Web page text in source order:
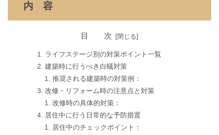
内 容
目 次
ライフステージ別の対策ポイント一覧
建築時に行うべき白蟻対策
推奨される建築時の対策例：
改修・リフォーム時の注意点と対策
改修時の具体的対策：
居住中に行う日常的な予防措置
居住中のチェックポイント：